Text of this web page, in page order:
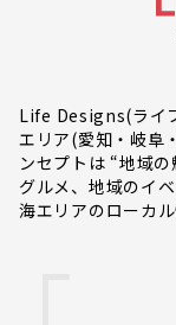
Life Designs(ライ
エリア(愛知・岐阜
ンセプトは “地域
グルメ、地域のイ
海エリアのローカ